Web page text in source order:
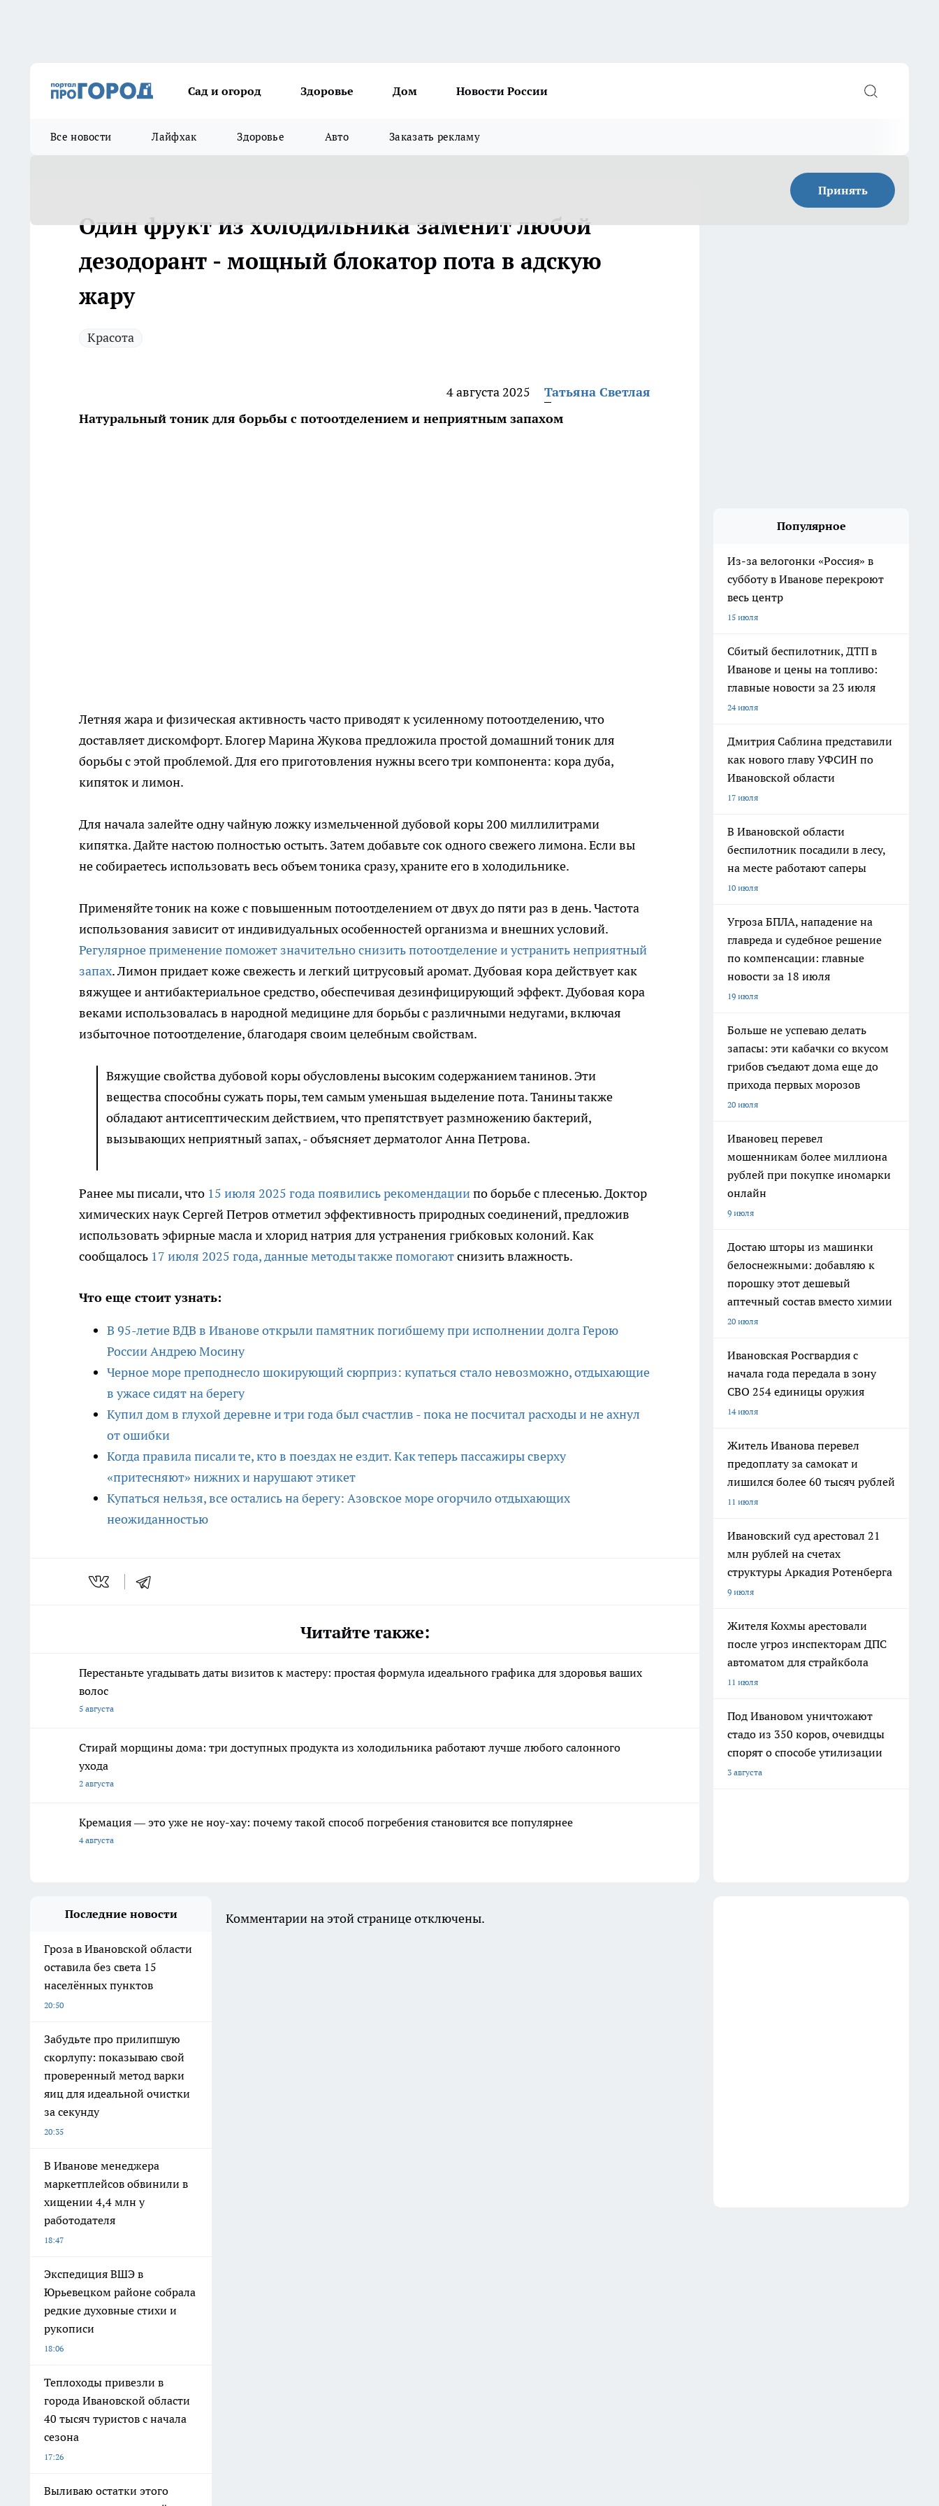
Сад и огород Здоровье Дом Новости России
Все новости Лайфхак Здоровье Авто Заказать рекламу
Принять
Один фрукт из холодильника заменит любой
дезодорант - мощный блокатор пота в адскую
жару
Красота
4 августа 2025
Татьяна Светлая
Натуральный тоник для борьбы с потоотделением и неприятным запахом
Летняя жара и физическая активность часто приводят к усиленному потоотделению, что
доставляет дискомфорт. Блогер Марина Жукова предложила простой домашний тоник для
борьбы с этой проблемой. Для его приготовления нужны всего три компонента: кора дуба,
кипяток и лимон.
Для начала залейте одну чайную ложку измельченной дубовой коры 200 миллилитрами
кипятка. Дайте настою полностью остыть. Затем добавьте сок одного свежего лимона. Если вы
не собираетесь использовать весь объем тоника сразу, храните его в холодильнике.
Применяйте тоник на коже с повышенным потоотделением от двух до пяти раз в день. Частота
использования зависит от индивидуальных особенностей организма и внешних условий.
Регулярное применение поможет значительно снизить потоотделение и устранить неприятный
запах. Лимон придает коже свежесть и легкий цитрусовый аромат. Дубовая кора действует как
вяжущее и антибактериальное средство, обеспечивая дезинфицирующий эффект. Дубовая кора
веками использовалась в народной медицине для борьбы с различными недугами, включая
избыточное потоотделение, благодаря своим целебным свойствам.
Вяжущие свойства дубовой коры обусловлены высоким содержанием танинов. Эти
вещества способны сужать поры, тем самым уменьшая выделение пота. Танины также
обладают антисептическим действием, что препятствует размножению бактерий,
вызывающих неприятный запах, - объясняет дерматолог Анна Петрова.
Ранее мы писали, что 15 июля 2025 года появились рекомендациипо борьбе с плесенью. Доктор
химических наук Сергей Петров отметил эффективность природных соединений, предложив
использовать эфирные масла и хлорид натрия для устранения грибковых колоний. Как
сообщалось 17 июля 2025 года, данные методы также помогаютснизить влажность.
Что еще стоит узнать:
В 95-летие ВДВ в Иванове открыли памятник погибшему при исполнении долга Герою
России Андрею Мосину
Черное море преподнесло шокирующий сюрприз: купаться стало невозможно, отдыхающие
в ужасе сидят на берегу
Купил дом в глухой деревне и три года был счастлив - пока не посчитал расходы и не ахнул
от ошибки
Когда правила писали те, кто в поездах не ездит. Как теперь пассажиры сверху
«притесняют» нижних и нарушают этикет
Купаться нельзя, все остались на берегу: Азовское море огорчило отдыхающих
неожиданностью
Читайте также:
Перестаньте угадывать даты визитов к мастеру: простая формула идеального графика для здоровья ваших
волос
5 августа
Стирай морщины дома: три доступных продукта из холодильника работают лучше любого салонного
ухода
2 августа
Кремация — это уже не ноу-хау: почему такой способ погребения становится все популярнее
4 августа
Популярное
Из-за велогонки «Россия» в
субботу в Иванове перекроют
весь центр
15 июля
Сбитый беспилотник, ДТП в
Иванове и цены на топливо:
главные новости за 23 июля
24 июля
Дмитрия Саблина представили
как нового главу УФСИН по
Ивановской области
17 июля
В Ивановской области
беспилотник посадили в лесу,
на месте работают саперы
10 июля
Угроза БПЛА, нападение на
главреда и судебное решение
по компенсации: главные
новости за 18 июля
19 июля
Больше не успеваю делать
запасы: эти кабачки со вкусом
грибов съедают дома еще до
прихода первых морозов
20 июля
Ивановец перевел
мошенникам более миллиона
рублей при покупке иномарки
онлайн
9 июля
Достаю шторы из машинки
белоснежными: добавляю к
порошку этот дешевый
аптечный состав вместо химии
20 июля
Ивановская Росгвардия с
начала года передала в зону
СВО 254 единицы оружия
14 июля
Житель Иванова перевел
предоплату за самокат и
лишился более 60 тысяч рублей
11 июля
Ивановский суд арестовал 21
млн рублей на счетах
структуры Аркадия Ротенберга
9 июля
Жителя Кохмы арестовали
после угроз инспекторам ДПС
автоматом для страйкбола
11 июля
Под Ивановом уничтожают
стадо из 350 коров, очевидцы
спорят о способе утилизации
3 августа
Последние новости
Гроза в Ивановской области
оставила без света 15
населённых пунктов
20:50
Забудьте про прилипшую
скорлупу: показываю свой
проверенный метод варки
яиц для идеальной очистки
за секунду
20:35
В Иванове менеджера
маркетплейсов обвинили в
хищении 4,4 млн у
работодателя
18:47
Экспедиция ВШЭ в
Юрьевецком районе собрала
редкие духовные стихи и
рукописи
18:06
Теплоходы привезли в
города Ивановской области
40 тысяч туристов с начала
сезона
17:26
Выливаю остатки этого
Комментарии на этой странице отключены.